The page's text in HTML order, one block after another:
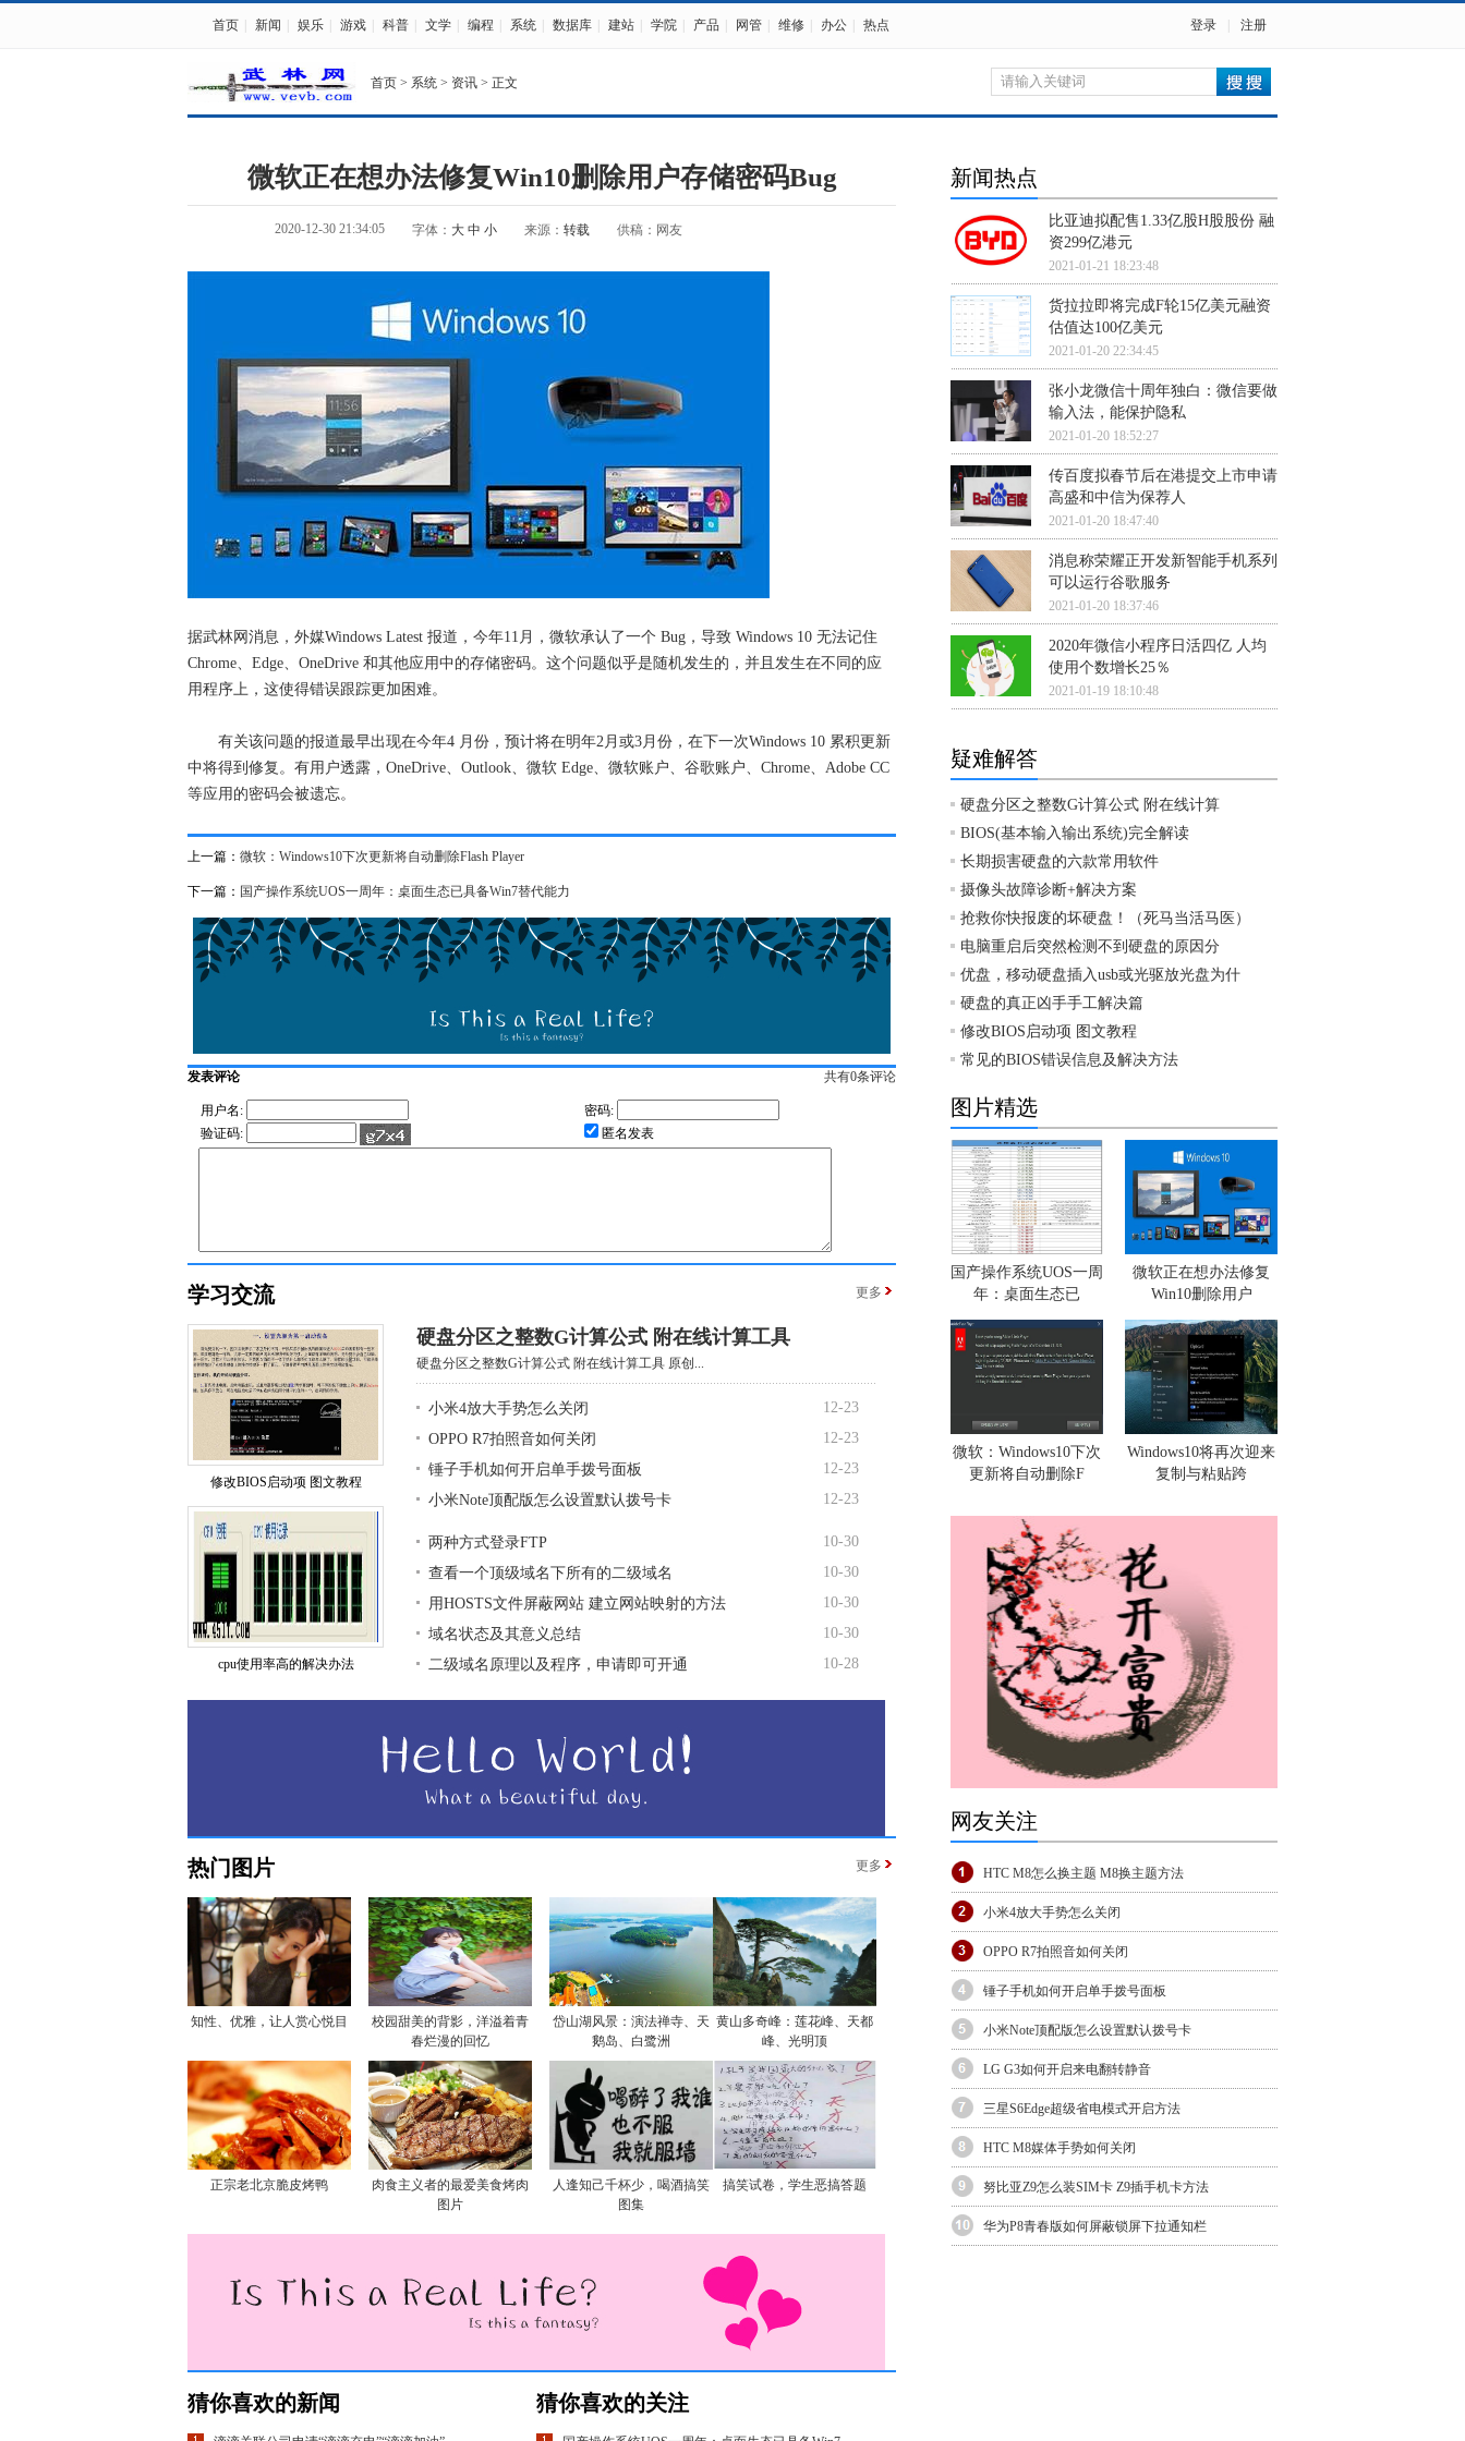
首页 新闻 娱乐 游戏 科普 文学 编程 系统 数据库 建站 学院 产品 网管 维修 办公 热点 登录 注册
首页 > 系统 > 资讯 > 正文
微软正在想办法修复Win10删除用户存储密码Bug
2020-12-30 21:34:05 字体： 大 中 小 来源： 转载 供稿：网友
据武林网消息，外媒Windows Latest 报道，今年11月，微软承认了一个 Bug，导致 Windows 10 无法记住
Chrome、Edge、OneDrive 和其他应用中的存储密码。这个问题似乎是随机发生的，并且发生在不同的应
用程序上，这使得错误跟踪更加困难。
有关该问题的报道最早出现在今年4 月份，预计将在明年2月或3月份，在下一次Windows 10 累积更新
中将得到修复。有用户透露，OneDrive、Outlook、微软 Edge、微软账户、谷歌账户、Chrome、Adobe CC
等应用的密码会被遗忘。
上一篇： 微软：Windows10下次更新将自动删除Flash Player
下一篇： 国产操作系统UOS一周年：桌面生态已具备Win7替代能力
发表评论 共有0条评论
用户名:
密码:
验证码:
匿名发表
学习交流 更多
修改BIOS启动项 图文教程
cpu使用率高的解决办法
硬盘分区之整数G计算公式 附在线计算工具
硬盘分区之整数G计算公式 附在线计算工具 原创...
小米4放大手势怎么关闭
12-23
OPPO R7拍照音如何关闭
12-23
锤子手机如何开启单手拨号面板
12-23
小米Note顶配版怎么设置默认拨号卡
12-23
两种方式登录FTP
10-30
查看一个顶级域名下所有的二级域名
10-30
用HOSTS文件屏蔽网站 建立网站映射的方法
10-30
域名状态及其意义总结
10-30
二级域名原理以及程序，申请即可开通
10-28
热门图片 更多
知性、优雅，让人赏心悦目
校园甜美的背影，洋溢着青
春烂漫的回忆
岱山湖风景：演法禅寺、天
鹅岛、白鹭洲
黄山多奇峰：莲花峰、天都
峰、光明顶
正宗老北京脆皮烤鸭
肉食主义者的最爱美食烤肉
图片
人逢知己千杯少，喝酒搞笑
图集
搞笑试卷，学生恶搞答题
猜你喜欢的新闻 猜你喜欢的关注
新闻热点
比亚迪拟配售1.33亿股H股股份 融
资299亿港元
2021-01-21 18:23:48
货拉拉即将完成F轮15亿美元融资
估值达100亿美元
2021-01-20 22:34:45
张小龙微信十周年独白：微信要做
输入法，能保护隐私
2021-01-20 18:52:27
传百度拟春节后在港提交上市申请
高盛和中信为保荐人
2021-01-20 18:47:40
消息称荣耀正开发新智能手机系列
可以运行谷歌服务
2021-01-20 18:37:46
2020年微信小程序日活四亿 人均
使用个数增长25％
2021-01-19 18:10:48
疑难解答
硬盘分区之整数G计算公式 附在线计算
BIOS(基本输入输出系统)完全解读
长期损害硬盘的六款常用软件
摄像头故障诊断+解决方案
抢救你快报废的坏硬盘！（死马当活马医）
电脑重启后突然检测不到硬盘的原因分
优盘，移动硬盘插入usb或光驱放光盘为什
硬盘的真正凶手手工解决篇
修改BIOS启动项 图文教程
常见的BIOS错误信息及解决方法
图片精选
国产操作系统UOS一周
年：桌面生态已
微软正在想办法修复
Win10删除用户
微软：Windows10下次
更新将自动删除F
Windows10将再次迎来
复制与粘贴跨
网友关注
HTC M8怎么换主题 M8换主题方法
小米4放大手势怎么关闭
OPPO R7拍照音如何关闭
锤子手机如何开启单手拨号面板
小米Note顶配版怎么设置默认拨号卡
LG G3如何开启来电翻转静音
三星S6Edge超级省电模式开启方法
HTC M8媒体手势如何关闭
努比亚Z9怎么装SIM卡 Z9插手机卡方法
华为P8青春版如何屏蔽锁屏下拉通知栏